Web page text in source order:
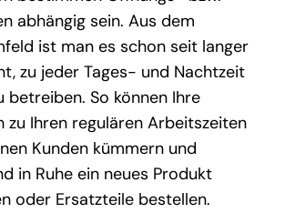
abhängig sein. Aus dem
ist man es schon seit langer
zu jeder Tages- und Nachtzeit
betreiben. So können Ihre
zu Ihren regulären Arbeitszeiten
Kunden kümmern und
in Ruhe ein neues Produkt
oder Ersatzteile bestellen.